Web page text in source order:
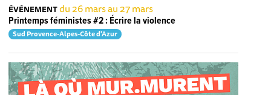
ÉVÉNEMENTdu 26 mars au 27 mars
Printemps féministes #2 : Écrire la violence
Sud Provence-Alpes-Côte d'Azur